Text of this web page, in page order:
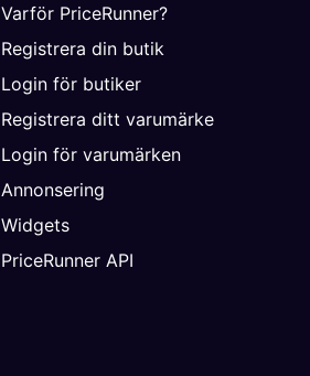
Varför PriceRunner?
Registrera din butik
Login för butiker
Registrera ditt varumärke
Login för varumärken
Annonsering
Widgets
PriceRunner API